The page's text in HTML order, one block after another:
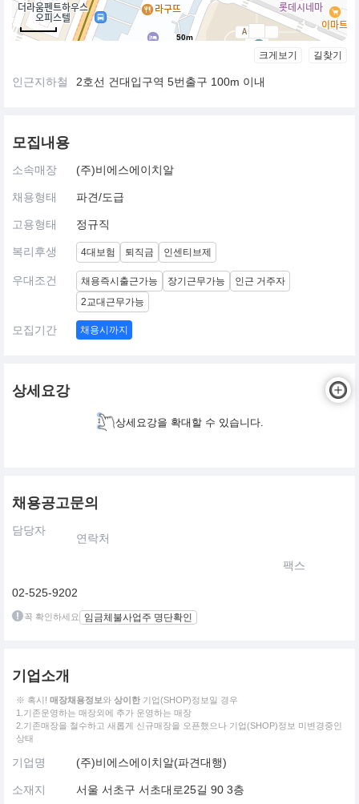
50m
크게보기 길찾기
인근지하철 2호선 건대입구역 5번출구 100m 이내
모집내용
소속매장 (주)비에스에이치알
채용형태 파견/도급
고용형태 정규직
복리후생 4대보험 퇴직금 인센티브제
우대조건 채용즉시출근가능 장기근무가능
인근 거주자
2교대근무가능
모집기간 채용시까지
상세요강
상세요강을 확대할 수 있습니다.
채용공고문의
담당자
연락처
팩스
02-525-9202
꼭 확인하세요 임금체불사업주 명단확인
기업소개
※ 혹시! 매장채용정보와 상이한 기업(SHOP)정보일 경우
1.기존운영하는 매장외에 추가 운영하는 매장
2.기존매장을 철수하고 새롭게 신규매장을 오픈했으나 기업(SHOP)정보 미변경중인
상태
기업명 (주)비에스에이치알(파견대행)
소재지 서울 서초구 서초대로25길 90 3층